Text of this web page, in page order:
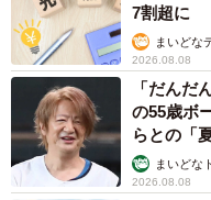
7割超に
まいどな
2026.08.08
「だんだ
の55歳ボ
らとの「
まいどな
2026.08.08